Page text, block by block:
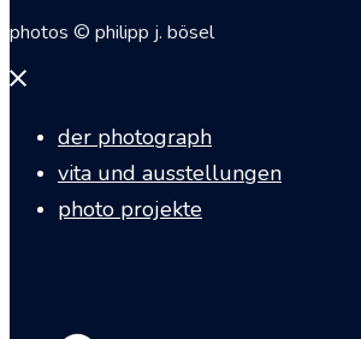
photos © philipp j. bösel
Menü
der photograph
vita und ausstellungen
photo projekte